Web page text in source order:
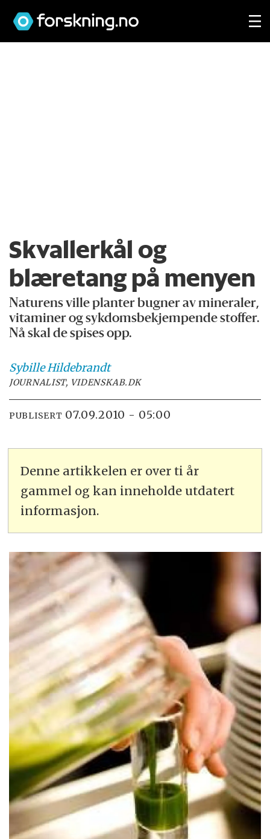
Skvallerkål og
blæretang på menyen
Naturens ville planter bugner av mineraler,
vitaminer og sykdomsbekjempende stoffer.
Nå skal de spises opp.
SybilleHildebrandt
JOURNALIST, VIDENSKAB.DK
PUBLISERT 07.09.2010 - 05:00
Denne artikkelen er over ti år
gammel og kan inneholde utdatert
informasjon.